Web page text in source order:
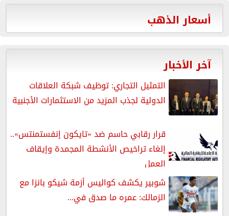
أسعار الذهب
آخر الأخبار
التمثيل التجاري: توظيف شبكة العلاقات
الدولية لجذب المزيد من الاستثمارات الأجنبية
قرار رقابي حاسم ضد «تايكون إنفستمنتس»..
إلغاء تراخيص الأنشطة المجمدة وإيقاف
العمل
شوبير يكشف كواليس أزمة شيكو بانزا مع
الزمالك: عمره ما صدق في...